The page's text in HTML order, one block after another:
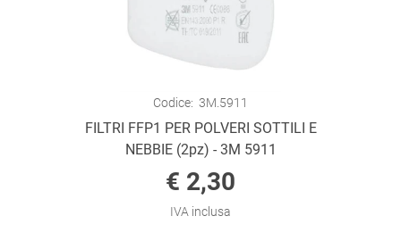
Codice: 3M.5911
FILTRI FFP1 PER POLVERI SOTTILI E
NEBBIE (2pz) - 3M 5911
€ 2,30
IVA inclusa